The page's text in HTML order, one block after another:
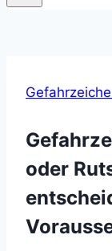
oder